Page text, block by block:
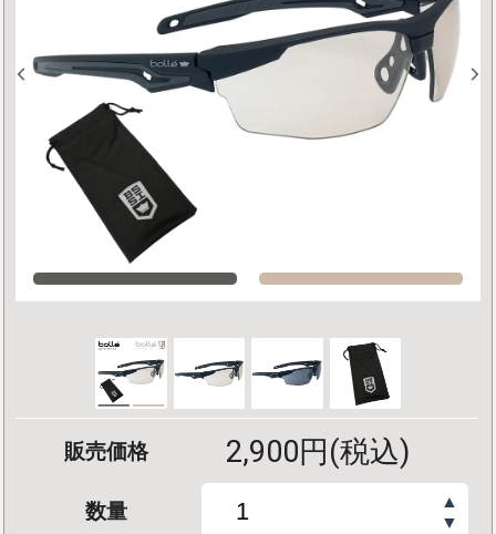
販売価格 2,900円(税込)
数量
▲
▼